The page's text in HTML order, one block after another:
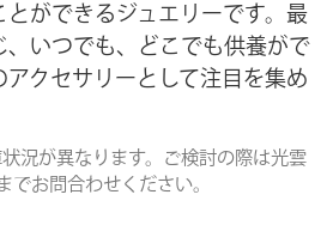
ができるジュエリーです。最
、いつでも、どこでも供養がで
アクセサリーとして注目を集め
況が異なります。ご検討の際は光雲
でお問合わせください。